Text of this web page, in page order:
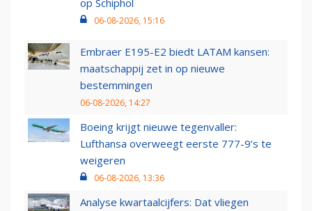
op Schiphol
06-08-2026, 15:16
Embraer E195-E2 biedt LATAM kansen:
maatschappij zet in op nieuwe
bestemmingen
06-08-2026, 14:27
Boeing krijgt nieuwe tegenvaller:
Lufthansa overweegt eerste 777-9’s te
weigeren
06-08-2026, 13:36
Analyse kwartaalcijfers: Dat vliegen